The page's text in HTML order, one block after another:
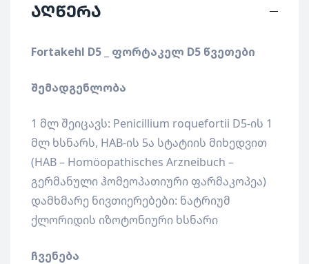
აღწერა
Fortakehl D5 _ ფორტაკელ D5 წვეთები
შემადგენლობა
1 მლ შეიცავს: Penicillium roquefortii D5-ის 1
მლ ხსნარს, HAB-ის 5ა სტატიის მიხედვით
(HAB – Homöopathisches Arzneibuch –
გერმანული ჰომეოპათიური ფარმაკოპეა)
დამხმარე ნივთიერებები: ნატრიუმ
ქლორიდის იზოტონიური ხსნარი
ჩვენება